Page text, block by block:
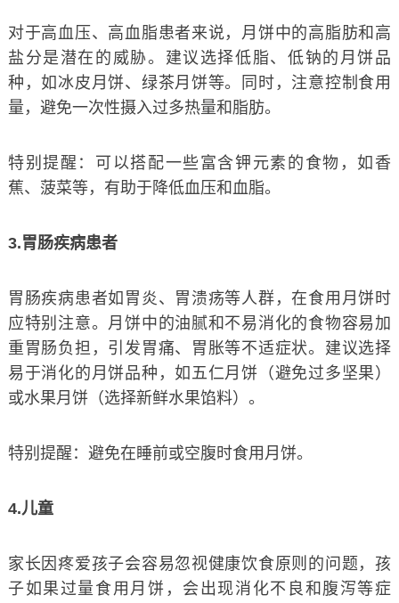
对于高血压、高血脂患者来说，月饼中的高脂肪和高
盐分是潜在的威胁。建议选择低脂、低钠的月饼品
种，如冰皮月饼、绿茶月饼等。同时，注意控制食用
量，避免一次性摄入过多热量和脂肪。
特别提醒：可以搭配一些富含钾元素的食物，如香
蕉、菠菜等，有助于降低血压和血脂。
3.胃肠疾病患者
胃肠疾病患者如胃炎、胃溃疡等人群，在食用月饼时
应特别注意。月饼中的油腻和不易消化的食物容易加
重胃肠负担，引发胃痛、胃胀等不适症状。建议选择
易于消化的月饼品种，如五仁月饼（避免过多坚果）
或水果月饼（选择新鲜水果馅料）。
特别提醒：避免在睡前或空腹时食用月饼。
4.儿童
家长因疼爱孩子会容易忽视健康饮食原则的问题，孩
子如果过量食用月饼，会出现消化不良和腹泻等症